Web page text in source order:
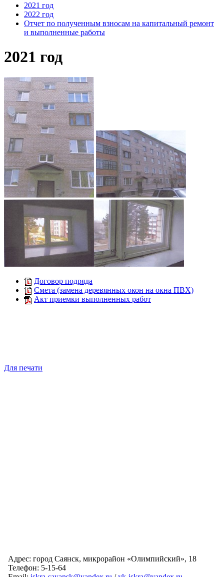
2021 год
2022 год
Отчет по полученным взносам на капитальный ремонт
и выполненные работы
2021 год
Договор подряда
Смета (замена деревянных окон на окна ПВХ)
Акт приемки выполненных работ
Для печати
Адрес: город Саянск, микрорайон «Олимпийский», 18
Телефон: 5-15-64